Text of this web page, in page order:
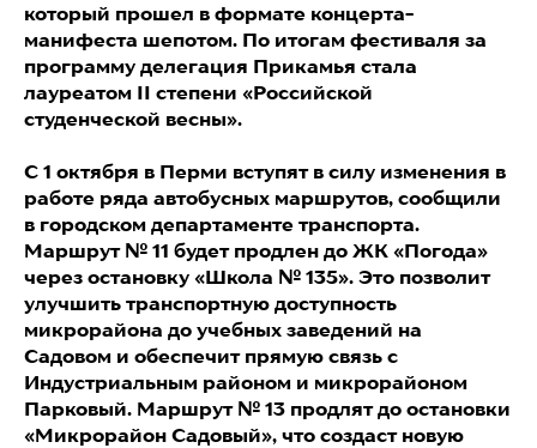
который прошел в формате концерта-
манифеста шепотом. По итогам фестиваля за
программу делегация Прикамья стала
лауреатом II степени «Российской
студенческой весны».
С 1 октября в Перми вступят в силу изменения в
работе ряда автобусных маршрутов, сообщили
в городском департаменте транспорта.
Маршрут № 11 будет продлен до ЖК «Погода»
через остановку «Школа № 135». Это позволит
улучшить транспортную доступность
микрорайона до учебных заведений на
Садовом и обеспечит прямую связь с
Индустриальным районом и микрорайоном
Парковый. Маршрут № 13 продлят до остановки
«Микрорайон Садовый», что создаст новую